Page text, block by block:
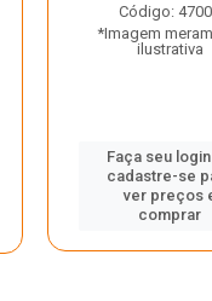
Código:
*Imagem
ilustrativa
Faça seu
cadastre-se
ver preços
comprar